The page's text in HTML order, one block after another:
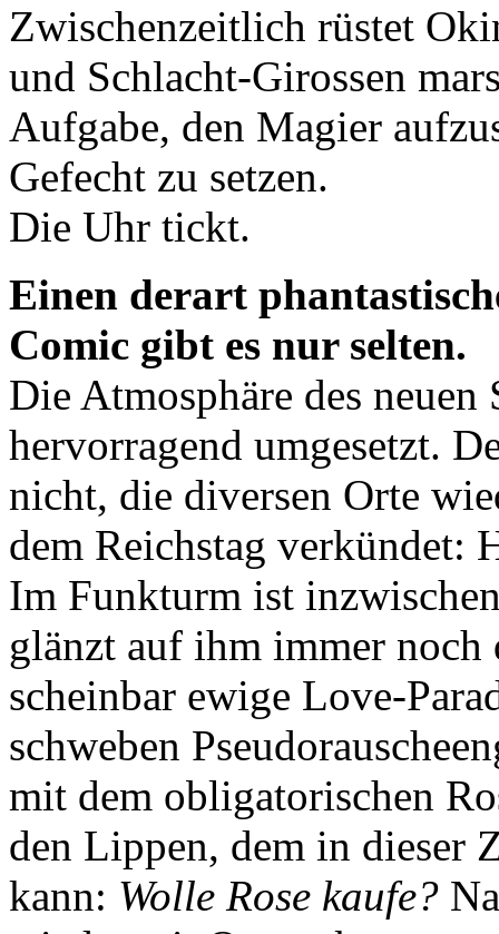
Zwischenzeitlich rüstet
und Schlacht-Girossen
Aufgabe, den Magier
Gefecht zu setzen.
Die Uhr tickt.
Einen derart
Comic gibt es nur selten.
Die Atmosphäre des
hervorragend umgesetzt.
nicht, die diversen Orte
dem Reichstag verkündet:
Im Funkturm ist
glänzt auf ihm immer
scheinbar ewige Love-
schweben
mit dem obligatorischen
den Lippen, dem in dieser
kann: Wolle Rose kaufe?